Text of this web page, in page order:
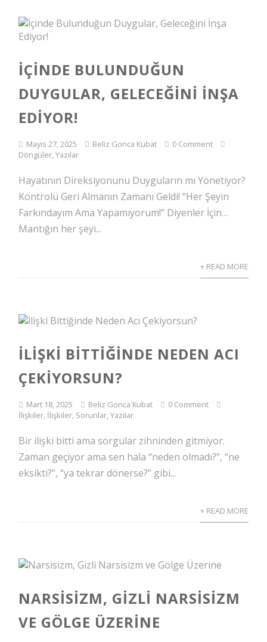
İÇINDE BULUNDUĞUN
DUYGULAR, GELECEĞINI İNŞA
EDIYOR!
Mayıs 27, 2025 Beliz Gonca Kubat
0 Comment
Döngüler,Yazılar
Hayatının Direksiyonunu Duyguların mı Yönetiyor?
Kontrolü Geri Almanın Zamanı Geldi! “Her Şeyin
Farkındayım Ama Yapamıyorum!” Diyenler İçin…
Mantığın her şeyi...
+ READ MORE
İLIŞKI BITTIĞINDE NEDEN ACI
ÇEKIYORSUN?
Mart 18, 2025 Beliz Gonca Kubat
0 Comment
İlişkiler, İlişkiler, Sorunlar,Yazılar
Bir ilişki bitti ama sorgular zihninden gitmiyor.
Zaman geçiyor ama sen hala “neden olmadı?”, “ne
eksikti?”, “ya tekrar dönerse?” gibi...
+ READ MORE
NARSISIZM, GIZLI NARSISIZM
VE GÖLGE ÜZERINE